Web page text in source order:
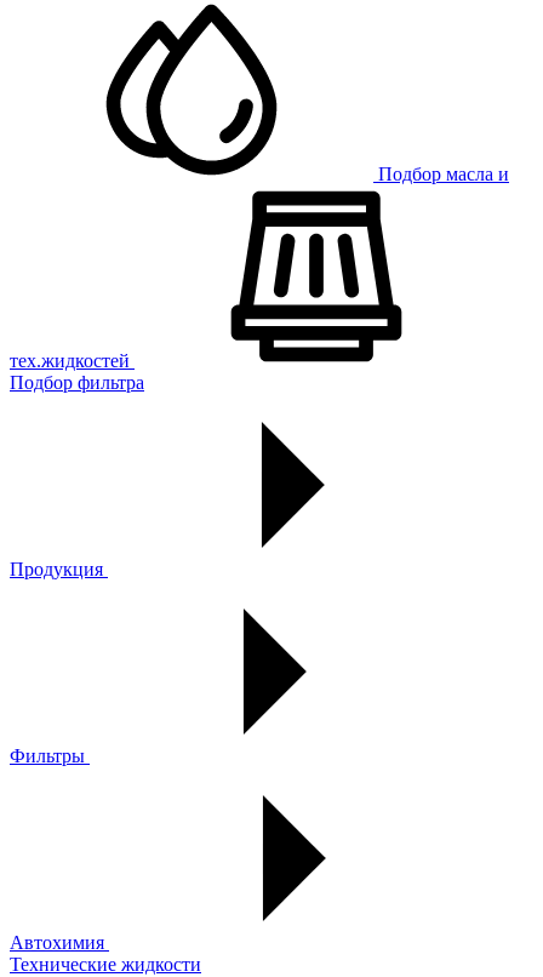
Подбор масла и
тех.жидкостей
Подбор фильтра
Продукция
Фильтры
Автохимия
Технические жидкости